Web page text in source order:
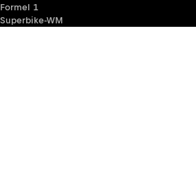
Formel 1
Superbike-WM